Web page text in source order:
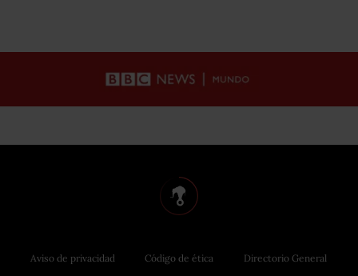
Aviso de privacidad Código de ética Directorio General